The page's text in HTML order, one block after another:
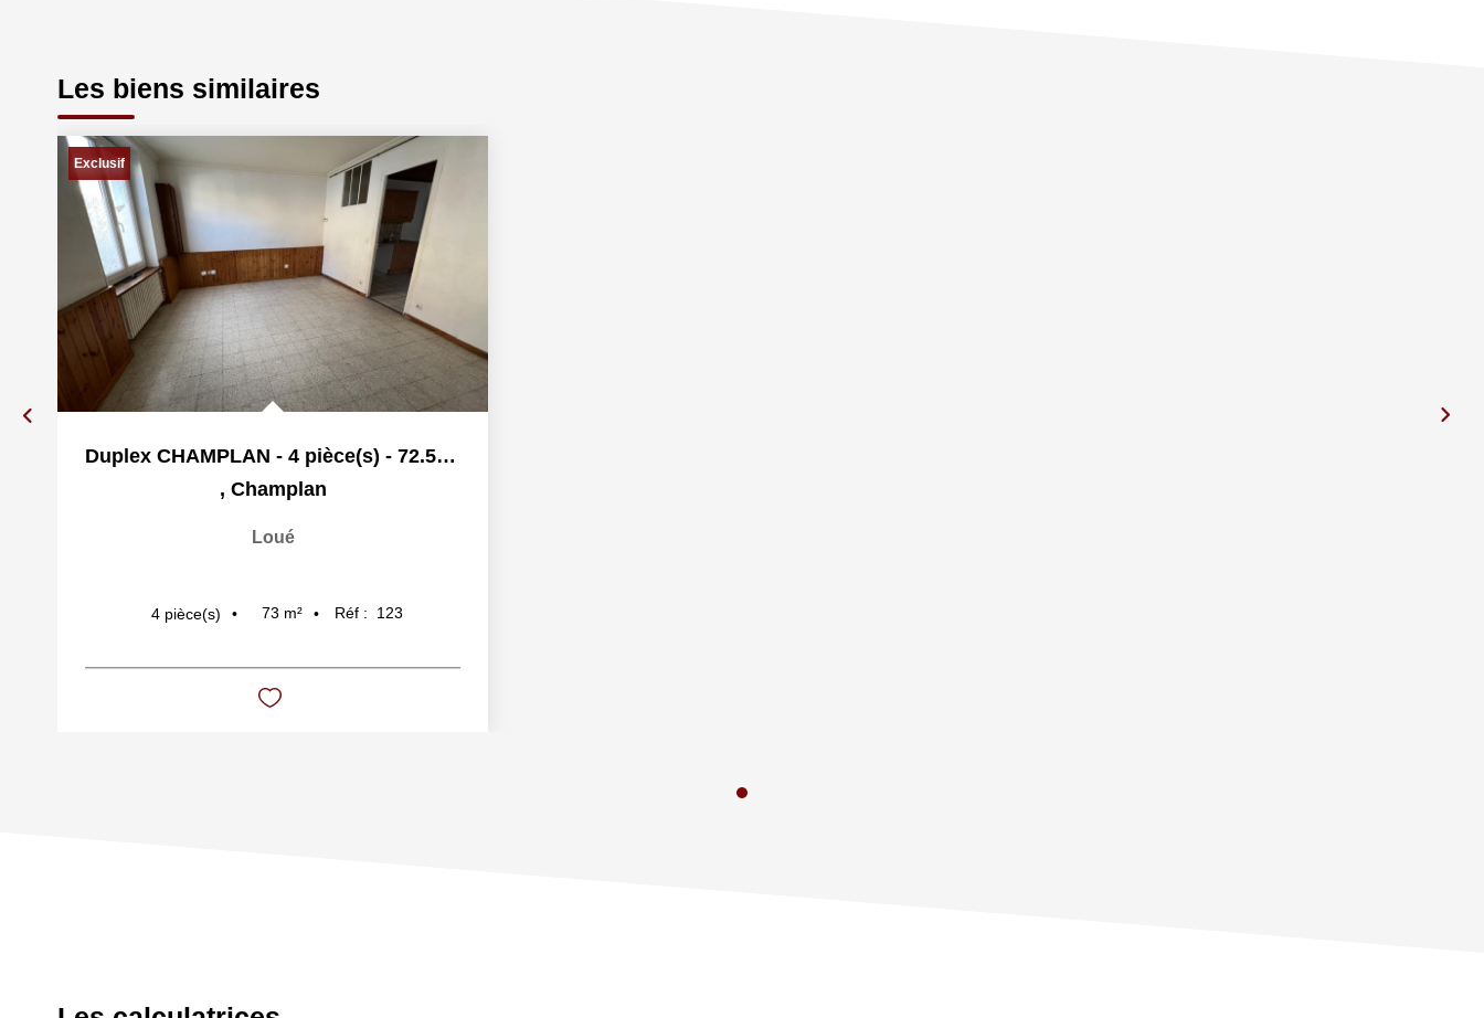
Les biens similaires
Exclusif
Duplex CHAMPLAN - 4 pièce(s) - 72.52 m2
, Champlan
Loué
4 pièce(s) 73 m² Réf : 123